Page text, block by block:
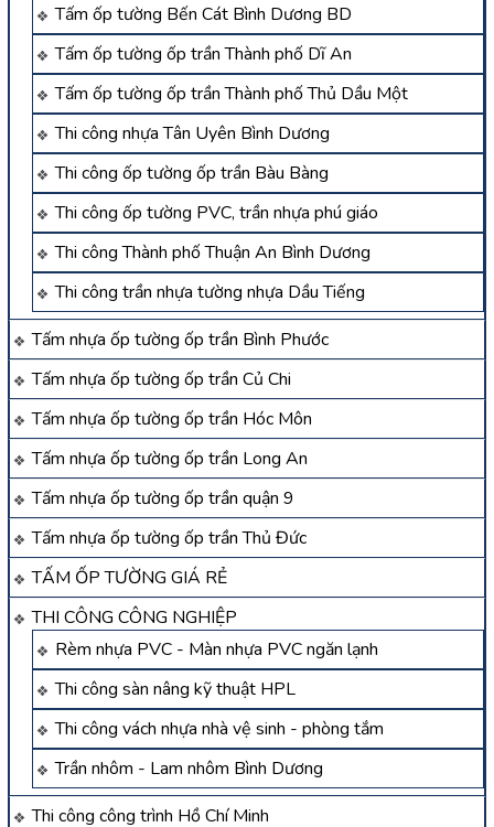
Tấm ốp tường Bến Cát Bình Dương BD
Tấm ốp tường ốp trần Thành phố Dĩ An
Tấm ốp tường ốp trần Thành phố Thủ Dầu Một
Thi công nhựa Tân Uyên Bình Dương
Thi công ốp tường ốp trần Bàu Bàng
Thi công ốp tường PVC, trần nhựa phú giáo
Thi công Thành phố Thuận An Bình Dương
Thi công trần nhựa tường nhựa Dầu Tiếng
Tấm nhựa ốp tường ốp trần Bình Phước
Tấm nhựa ốp tường ốp trần Củ Chi
Tấm nhựa ốp tường ốp trần Hóc Môn
Tấm nhựa ốp tường ốp trần Long An
Tấm nhựa ốp tường ốp trần quận 9
Tấm nhựa ốp tường ốp trần Thủ Đức
TẤM ỐP TƯỜNG GIÁ RẺ
THI CÔNG CÔNG NGHIỆP
Rèm nhựa PVC - Màn nhựa PVC ngăn lạnh
Thi công sàn nâng kỹ thuật HPL
Thi công vách nhựa nhà vệ sinh - phòng tắm
Trần nhôm - Lam nhôm Bình Dương
Thi công công trình Hồ Chí Minh